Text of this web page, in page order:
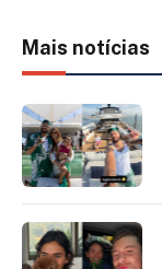
Mais notícias